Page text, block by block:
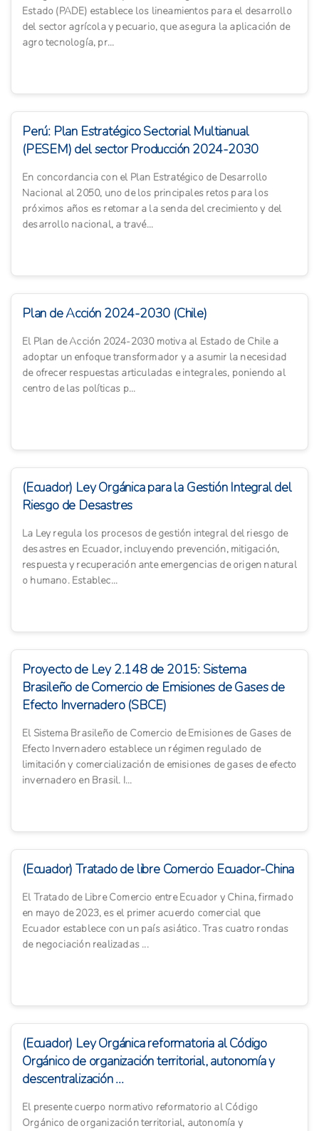
Estado (PADE) establece los lineamientos para el desarrollo
del sector agrícola y pecuario, que asegura la aplicación de
agro tecnología, pr...
Perú: Plan Estratégico Sectorial Multianual
(PESEM) del sector Producción 2024-2030
En concordancia con el Plan Estratégico de Desarrollo
Nacional al 2050, uno de los principales retos para los
próximos años es retomar a la senda del crecimiento y del
desarrollo nacional, a travé...
Plan de Acción 2024-2030 (Chile)
El Plan de Acción 2024-2030 motiva al Estado de Chile a
adoptar un enfoque transformador y a asumir la necesidad
de ofrecer respuestas articuladas e integrales, poniendo al
centro de las políticas p...
(Ecuador) Ley Orgánica para la Gestión Integral del
Riesgo de Desastres
La Ley regula los procesos de gestión integral del riesgo de
desastres en Ecuador, incluyendo prevención, mitigación,
respuesta y recuperación ante emergencias de origen natural
o humano. Establec...
Proyecto de Ley 2.148 de 2015: Sistema
Brasileño de Comercio de Emisiones de Gases de
Efecto Invernadero (SBCE)
El Sistema Brasileño de Comercio de Emisiones de Gases de
Efecto Invernadero establece un régimen regulado de
limitación y comercialización de emisiones de gases de efecto
invernadero en Brasil. I...
(Ecuador) Tratado de libre Comercio Ecuador-China
El Tratado de Libre Comercio entre Ecuador y China, firmado
en mayo de 2023, es el primer acuerdo comercial que
Ecuador establece con un país asiático. Tras cuatro rondas
de negociación realizadas ...
(Ecuador) Ley Orgánica reformatoria al Código
Orgánico de organización territorial, autonomía y
descentralización ...
El presente cuerpo normativo reformatorio al Código
Orgánico de organización territorial, autonomía y